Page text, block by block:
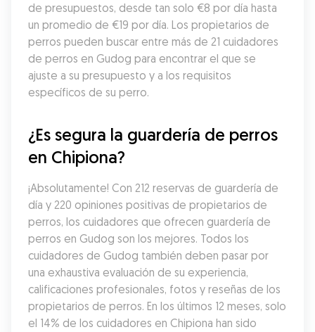
de presupuestos, desde tan solo €8 por día hasta
un promedio de €19 por día. Los propietarios de
perros pueden buscar entre más de 21 cuidadores
de perros en Gudog para encontrar el que se
ajuste a su presupuesto y a los requisitos
específicos de su perro.
¿Es segura la guardería de perros
en Chipiona?
¡Absolutamente! Con 212 reservas de guardería de
día y 220 opiniones positivas de propietarios de
perros, los cuidadores que ofrecen guardería de
perros en Gudog son los mejores. Todos los
cuidadores de Gudog también deben pasar por
una exhaustiva evaluación de su experiencia,
calificaciones profesionales, fotos y reseñas de los
propietarios de perros. En los últimos 12 meses, solo
el 14% de los cuidadores en Chipiona han sido